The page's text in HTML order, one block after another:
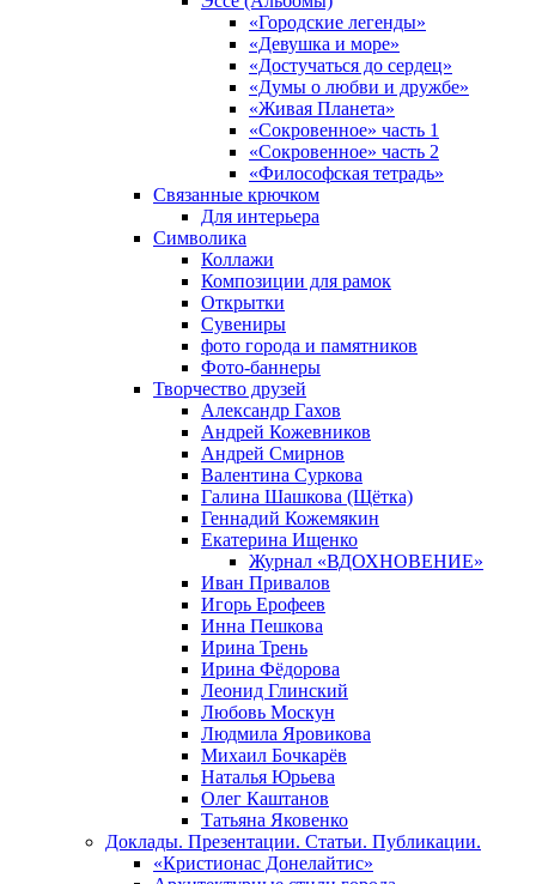
«Городские легенды»
«Девушка и море»
«Достучаться до сердец»
«Думы о любви и дружбе»
«Живая Планета»
«Сокровенное» часть 1
«Сокровенное» часть 2
«Философская тетрадь»
Связанные крючком
Для интерьера
Символика
Коллажи
Композиции для рамок
Открытки
Сувениры
фото города и памятников
Фото-баннеры
Творчество друзей
Александр Гахов
Андрей Кожевников
Андрей Смирнов
Валентина Суркова
Галина Шашкова (Щётка)
Геннадий Кожемякин
Екатерина Ищенко
Журнал «ВДОХНОВЕНИЕ»
Иван Привалов
Игорь Ерофеев
Инна Пешкова
Ирина Трень
Ирина Фёдорова
Леонид Глинский
Любовь Москун
Людмила Яровикова
Михаил Бочкарёв
Наталья Юрьева
Олег Каштанов
Татьяна Яковенко
Доклады. Презентации. Статьи. Публикации.
«Кристионас Донелайтис»